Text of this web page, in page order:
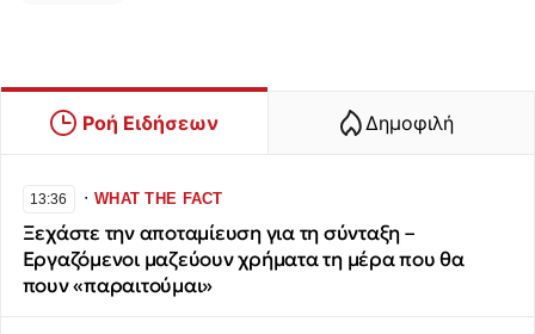
Ροή Ειδήσεων Δημοφιλή
13:36 ∙WHAT THE FACT
Ξεχάστε την αποταμίευση για τη σύνταξη –
Εργαζόμενοι μαζεύουν χρήματα τη μέρα που θα
πουν «παραιτούμαι»